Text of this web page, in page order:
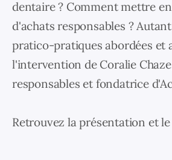
dentaire ? Comment mettre
d'achats responsables ?
pratico-pratiques abordées et
l'intervention de Coralie
responsables et fondatrice
Retrouvez la présentation et le